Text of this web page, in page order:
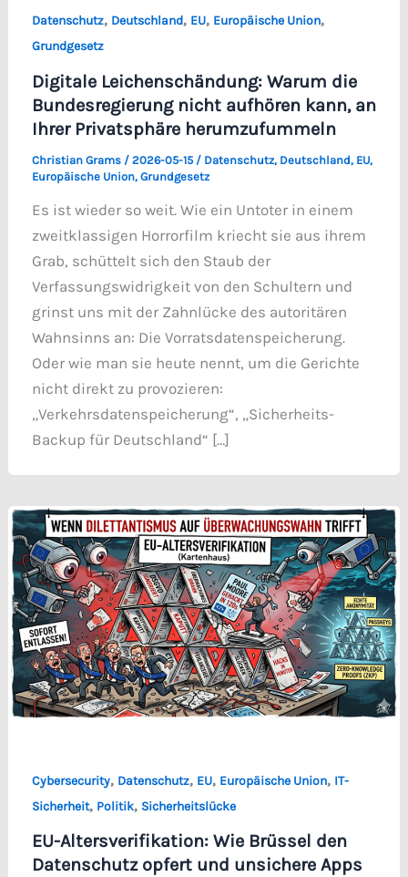
Datenschutz, Deutschland, EU, Europäische Union,
Grundgesetz
Digitale Leichenschändung: Warum die
Bundesregierung nicht aufhören kann, an
Ihrer Privatsphäre herumzufummeln
Christian Grams / 2026-05-15 / Datenschutz, Deutschland, EU,
Europäische Union, Grundgesetz
Es ist wieder so weit. Wie ein Untoter in einem
zweitklassigen Horrorfilm kriecht sie aus ihrem
Grab, schüttelt sich den Staub der
Verfassungswidrigkeit von den Schultern und
grinst uns mit der Zahnlücke des autoritären
Wahnsinns an: Die Vorratsdatenspeicherung.
Oder wie man sie heute nennt, um die Gerichte
nicht direkt zu provozieren:
„Verkehrsdatenspeicherung“, „Sicherheits-
Backup für Deutschland“ […]
Cybersecurity, Datenschutz, EU, Europäische Union, IT-
Sicherheit, Politik, Sicherheitslücke
EU-Altersverifikation: Wie Brüssel den
Datenschutz opfert und unsichere Apps